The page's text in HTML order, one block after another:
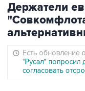
Держатели
Есть обновление
"Русал" попросил
согласовать